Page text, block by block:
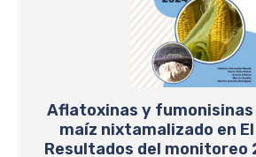
Aflatoxinas y fumonisinas
maíz nixtamalizado en
Resultados del monitoreo